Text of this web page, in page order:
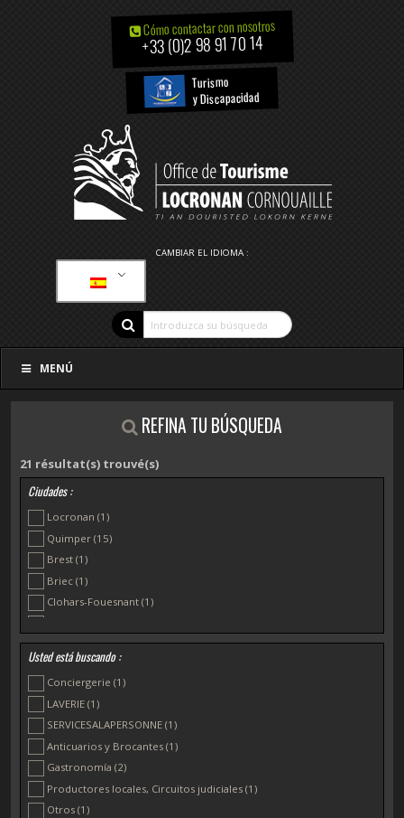
Cómo contactar con nosotros
+33 (0)2 98 91 70 14
Turismo
y Discapacidad
CAMBIAR EL IDIOMA :
MENÚ
REFINA TU BÚSQUEDA
21 résultat(s) trouvé(s)
Ciudades :
Locronan(1)
Quimper(15)
Brest(1)
Briec(1)
Clohars-Fouesnant(1)
Usted está buscando :
Conciergerie(1)
LAVERIE(1)
SERVICESALAPERSONNE(1)
Anticuarios y Brocantes(1)
Gastronomía(2)
Productores locales, Circuitos judiciales(1)
Otros(1)